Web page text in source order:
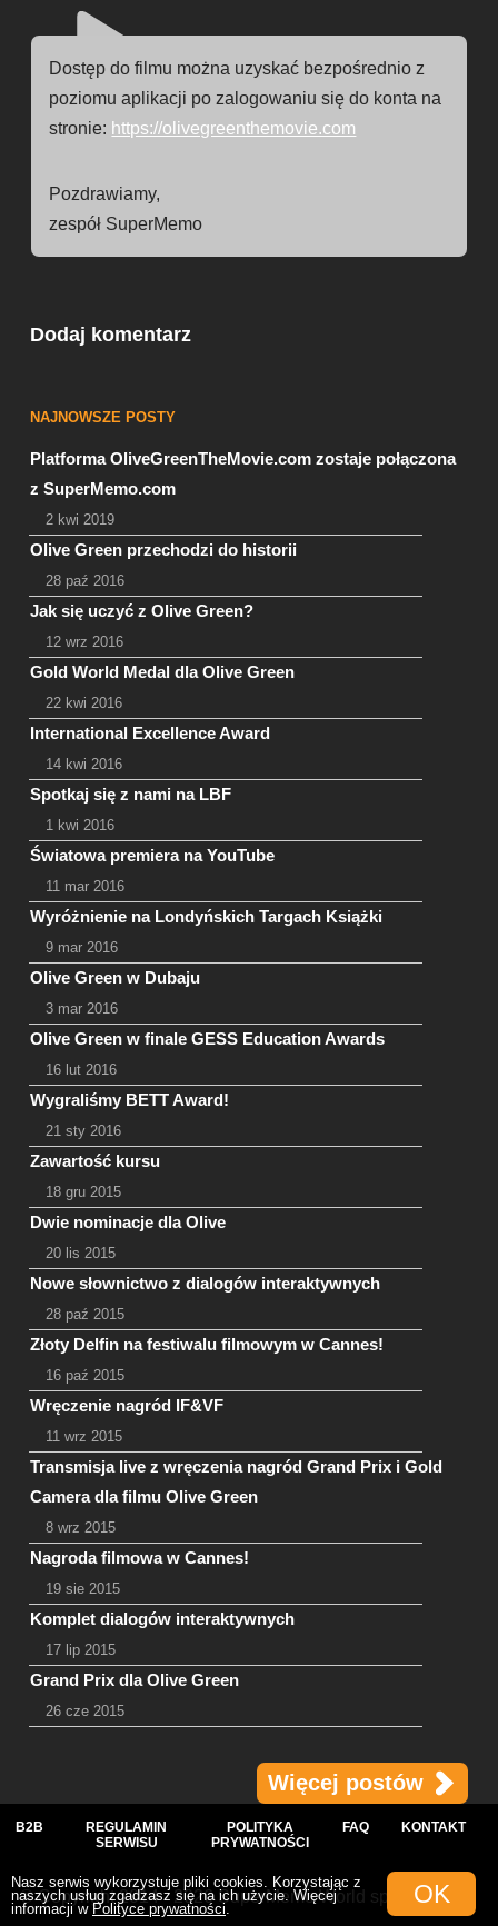
Dostęp do filmu można uzyskać bezpośrednio z
poziomu aplikacji po zalogowaniu się do konta na
stronie: https://olivegreenthemovie.com
Pozdrawiamy,
zespół SuperMemo
Dodaj komentarz
NAJNOWSZE POSTY
Platforma OliveGreenTheMovie.com zostaje połączona
z SuperMemo.com
2 kwi 2019
Olive Green przechodzi do historii
28 paź 2016
Jak się uczyć z Olive Green?
12 wrz 2016
Gold World Medal dla Olive Green
22 kwi 2016
International Excellence Award
14 kwi 2016
Spotkaj się z nami na LBF
1 kwi 2016
Światowa premiera na YouTube
11 mar 2016
Wyróżnienie na Londyńskich Targach Książki
9 mar 2016
Olive Green w Dubaju
3 mar 2016
Olive Green w finale GESS Education Awards
16 lut 2016
Wygraliśmy BETT Award!
21 sty 2016
Zawartość kursu
18 gru 2015
Dwie nominacje dla Olive
20 lis 2015
Nowe słownictwo z dialogów interaktywnych
28 paź 2015
Złoty Delfin na festiwalu filmowym w Cannes!
16 paź 2015
Wręczenie nagród IF&VF
11 wrz 2015
Transmisja live z wręczenia nagród Grand Prix i Gold
Camera dla filmu Olive Green
8 wrz 2015
Nagroda filmowa w Cannes!
19 sie 2015
Komplet dialogów interaktywnych
17 lip 2015
Grand Prix dla Olive Green
26 cze 2015
Więcej postów
B2B
REGULAMIN
SERWISU
POLITYKA
PRYWATNOŚCI
FAQ KONTAKT
© Copyright 2014 - 2026 SuperMemo World sp. z o.o.
Nasz serwis wykorzystuje pliki cookies. Korzystając z
naszych usług zgadzasz się na ich użycie. Więcej
informacji w Polityce prywatności.
OK